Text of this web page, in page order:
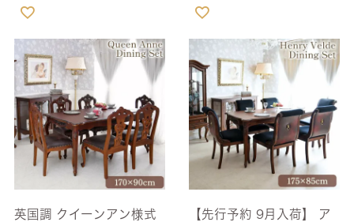
付】
英国調 クイーンアン様式
【先行予約 9月入荷】 ア